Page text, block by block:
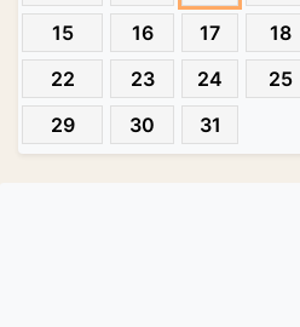
15
16 17 18
22
23 24 25
29
30 31